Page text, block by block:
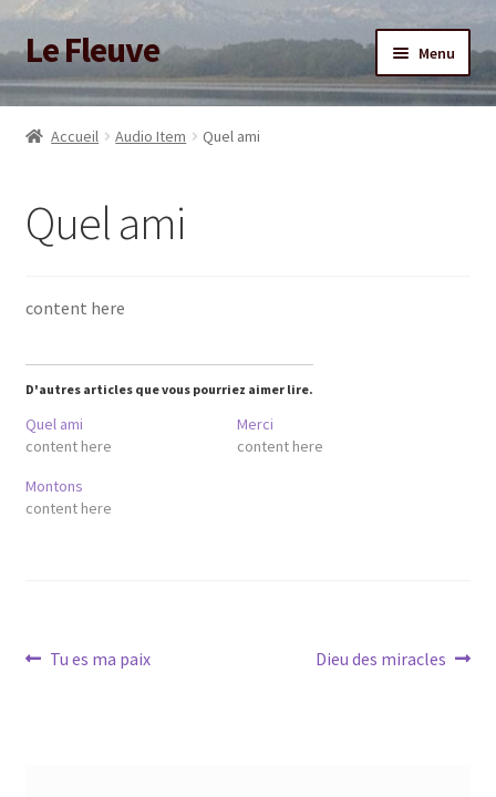
Aller
à
la
navigation
Aller
au
contenu
Le Fleuve Menu
Accueil
Ouvrir
Boutique
Accueil Audio Item Quel ami
Quel ami
content here
D'autres articles que vous pourriez aimer lire.
Quel ami
content here
Merci
content here
Montons
content here
Navigation
Article
Tu es ma paix
Article
Dieu des miracles